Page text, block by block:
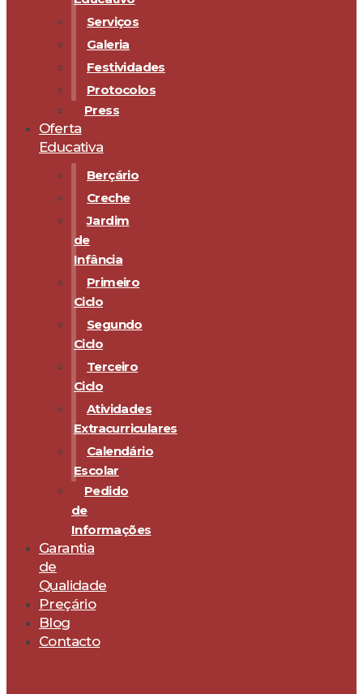
Serviços
Galeria
Festividades
Protocolos
Press
Oferta
Educativa
Berçário
Creche
Jardim
de
Infância
Primeiro
Ciclo
Segundo
Ciclo
Terceiro
Ciclo
Atividades
Extracurriculares
Calendário
Escolar
Pedido
de
Informações
Garantia
de
Qualidade
Preçário
Blog
Contacto